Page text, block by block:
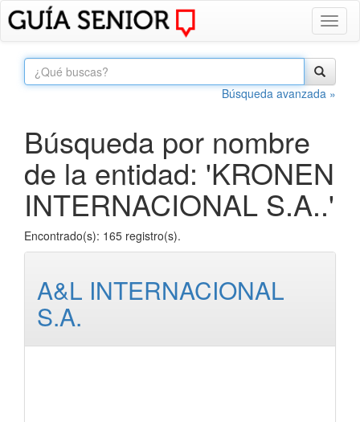
Búsqueda avanzada »
Búsqueda por nombre
de la entidad: 'KRONEN
INTERNACIONAL S.A..'
Encontrado(s): 165 registro(s).
A&L INTERNACIONAL
S.A.